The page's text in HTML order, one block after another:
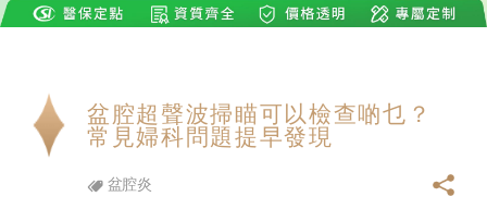
盆腔超聲波掃瞄可以檢查啲乜？
常見婦科問題提早發現
盆腔炎